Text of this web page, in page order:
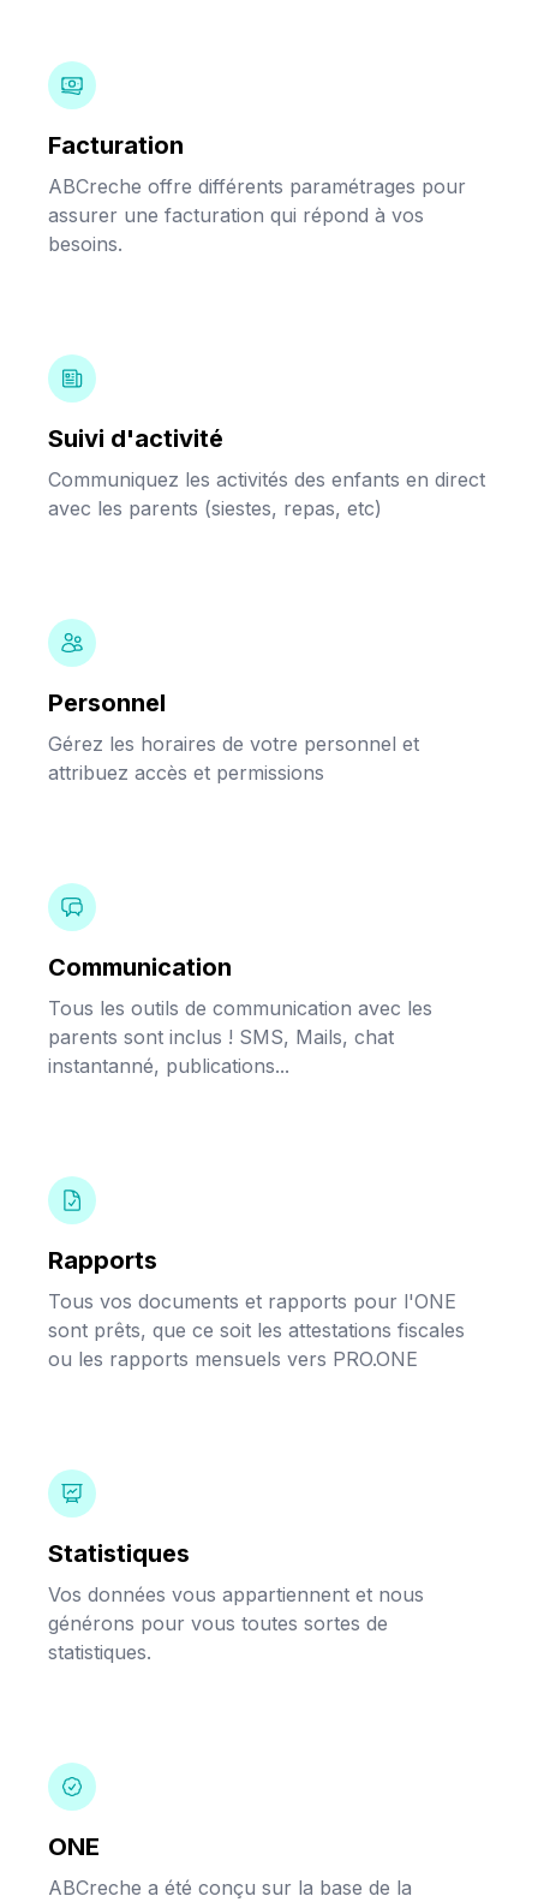
Facturation
ABCreche offre différents paramétrages pour
assurer une facturation qui répond à vos
besoins.
Suivi d'activité
Communiquez les activités des enfants en direct
avec les parents (siestes, repas, etc)
Personnel
Gérez les horaires de votre personnel et
attribuez accès et permissions
Communication
Tous les outils de communication avec les
parents sont inclus ! SMS, Mails, chat
instantanné, publications...
Rapports
Tous vos documents et rapports pour l'ONE
sont prêts, que ce soit les attestations fiscales
ou les rapports mensuels vers PRO.ONE
Statistiques
Vos données vous appartiennent et nous
générons pour vous toutes sortes de
statistiques.
ONE
ABCreche a été conçu sur la base de la